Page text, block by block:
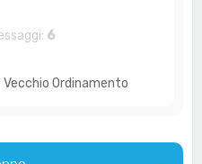
6
Ordinamento